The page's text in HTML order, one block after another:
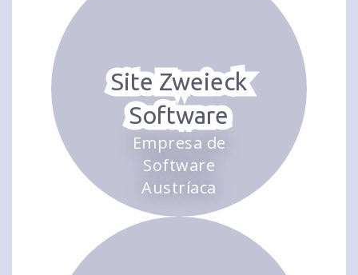
Site Zweieck
Software
Empresa de
Software
Austríaca